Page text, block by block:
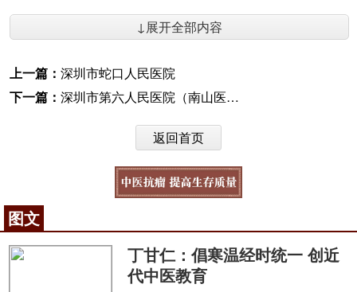
区、五官科病区、小儿肿瘤科、感染科、儿童中医病
区、儿童特需病房，总建筑面积近17万平方米。
医院秉承的办院理念是：办中国一流的儿童医
院，为患儿提供快捷、安全、方便、有效的医疗服
务，为医院和职工创造持久价值，实现患儿、医院、
↓展开全部内容
上一篇： 深圳市蛇口人民医院
下一篇： 深圳市第六人民医院（南山医院）
返回首页
图文
丁甘仁：倡寒温经时统一 创近
代中医教育